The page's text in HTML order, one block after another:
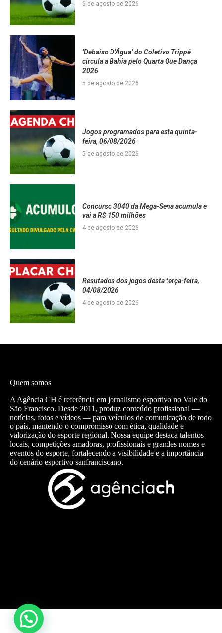
6 de agosto de 2026
‘Debaixo D’Água’ do Coletivo Trippé
circula a Bahia pelo Quarta Que Dança
2026
5 de agosto de 2026
Jogos programados para esta quinta-
feira, 06/08/2026
5 de agosto de 2026
Concurso 3040 da Mega-Sena acumula e
vai a R$ 150 milhões
4 de agosto de 2026
Resutados dos jogos desta terça-feira,
04/08/2026
4 de agosto de 2026
Quem somos
A Agência CH é referência em jornalismo esportivo no Vale do
São Francisco. Desde 2011, produz conteúdo profissional —
notícias, fotos e vídeos — para veículos de comunicação de todo
o país, mantendo o compromisso com ética, qualidade e
valorização do esporte regional. Nossa equipe destaca talentos
locais, competições amadoras, profissionais e grandes nomes e
eventos do esporte, fortalecendo a visibilidade e a importância
do cenário esportivo sanfranciscano.